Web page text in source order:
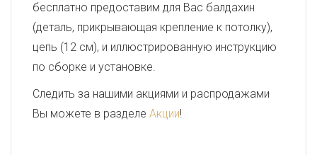
бесплатно предоставим для Вас балдахин
(деталь, прикрывающая крепление к потолку),
цепь (12 см), и иллюстрированную инструкцию
по сборке и установке.
Следить за нашими акциями и распродажами
Вы можете в разделе Акции!